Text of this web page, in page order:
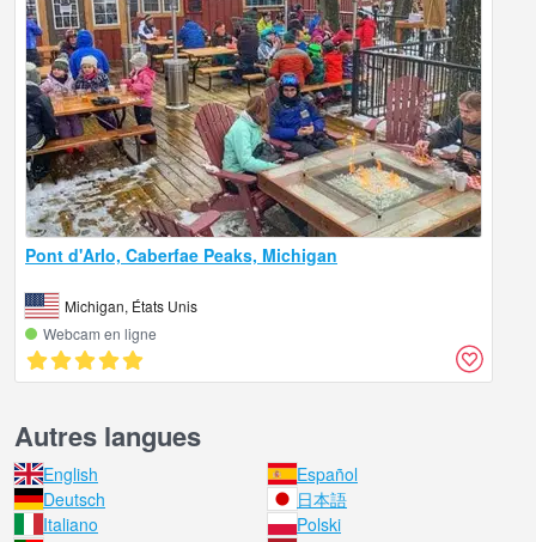
Pont d'Arlo, Caberfae Peaks, Michigan
Michigan, États Unis
Webcam en ligne
Autres langues
English
Español
Deutsch
日本語
Italiano
Polski